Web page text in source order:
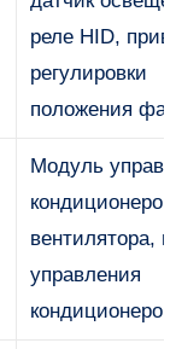
реле HID,
регулировки
положения фар
Модуль
вентилятора,
управления